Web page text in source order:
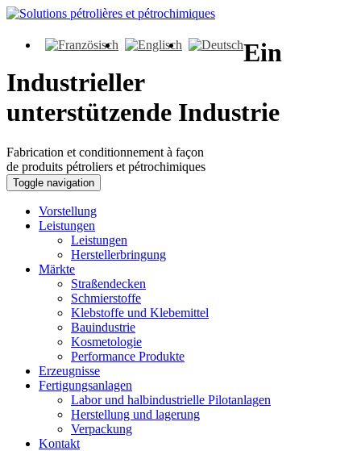
Ein
Industrieller
unterstützende Industrie
Fabrication et conditionnement à façon
de produits pétroliers et pétrochimiques
Toggle navigation
Vorstellung
Leistungen
Leistungen
Herstellerbringung
Märkte
Straßendecken
Schmierstoffe
Klebstoffe und Klebemittel
Bauindustrie
Kosmetologie
Performance Produkte
Erzeugnisse
Fertigungsanlagen
Labor und halbindustrielle Pilotanlagen
Herstellung und lagerung
Verpackung
Kontakt